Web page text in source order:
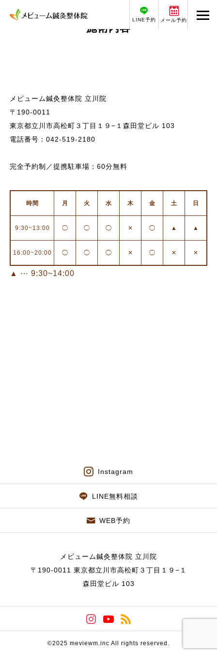
LINE予約 メール予約
施術内容
メビューム鍼灸整体院 立川院
〒190-0011
東京都立川市高松町３丁目１９−１森田堂ビル 103
電話番号：042-519-2180
完全予約制／提携駐車場：60分無料
時間 月 火 水 木 金 土 日
9:30~13:00 ◯ ◯ ◯ ✕ ◯ ▲ ▲
16:00~20:00 ◯ ◯ ◯ ✕ ◯ ✕ ✕
▲ ⋯ 9:30~14:00
Instagram
LINE無料相談
WEB予約
メビューム鍼灸整体院 立川院
〒190-0011 東京都立川市高松町３丁目１９−１
森田堂ビル 103
©2025 meviewm.inc All rights reserved.
メビュームについて
メール予約
アクセス